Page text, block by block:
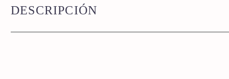
DESCRIPCIÓN